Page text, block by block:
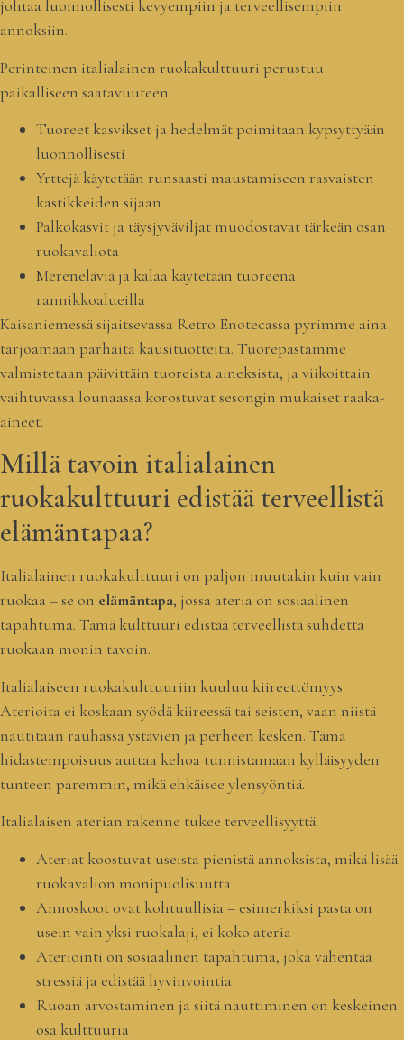
johtaa luonnollisesti kevyempiin ja terveellisempiin
annoksiin.
Perinteinen italialainen ruokakulttuuri perustuu
paikalliseen saatavuuteen:
Tuoreet kasvikset ja hedelmät poimitaan kypsyttyään
luonnollisesti
Yrttejä käytetään runsaasti maustamiseen rasvaisten
kastikkeiden sijaan
Palkokasvit ja täysjyväviljat muodostavat tärkeän osan
ruokavaliota
Mereneläviä ja kalaa käytetään tuoreena
rannikkoalueilla
Kaisaniemessä sijaitsevassa Retro Enotecassa pyrimme aina
tarjoamaan parhaita kausituotteita. Tuorepastamme
valmistetaan päivittäin tuoreista aineksista, ja viikoittain
vaihtuvassa lounaassa korostuvat sesongin mukaiset raaka-
aineet.
Millä tavoin italialainen
ruokakulttuuri edistää terveellistä
elämäntapaa?
Italialainen ruokakulttuuri on paljon muutakin kuin vain
ruokaa – se on elämäntapa, jossa ateria on sosiaalinen
tapahtuma. Tämä kulttuuri edistää terveellistä suhdetta
ruokaan monin tavoin.
Italialaiseen ruokakulttuuriin kuuluu kiireettömyys.
Aterioita ei koskaan syödä kiireessä tai seisten, vaan niistä
nautitaan rauhassa ystävien ja perheen kesken. Tämä
hidastempoisuus auttaa kehoa tunnistamaan kylläisyyden
tunteen paremmin, mikä ehkäisee ylensyöntiä.
Italialaisen aterian rakenne tukee terveellisyyttä:
Ateriat koostuvat useista pienistä annoksista, mikä lisää
ruokavalion monipuolisuutta
Annoskoot ovat kohtuullisia – esimerkiksi pasta on
usein vain yksi ruokalaji, ei koko ateria
Ateriointi on sosiaalinen tapahtuma, joka vähentää
stressiä ja edistää hyvinvointia
Ruoan arvostaminen ja siitä nauttiminen on keskeinen
osa kulttuuria